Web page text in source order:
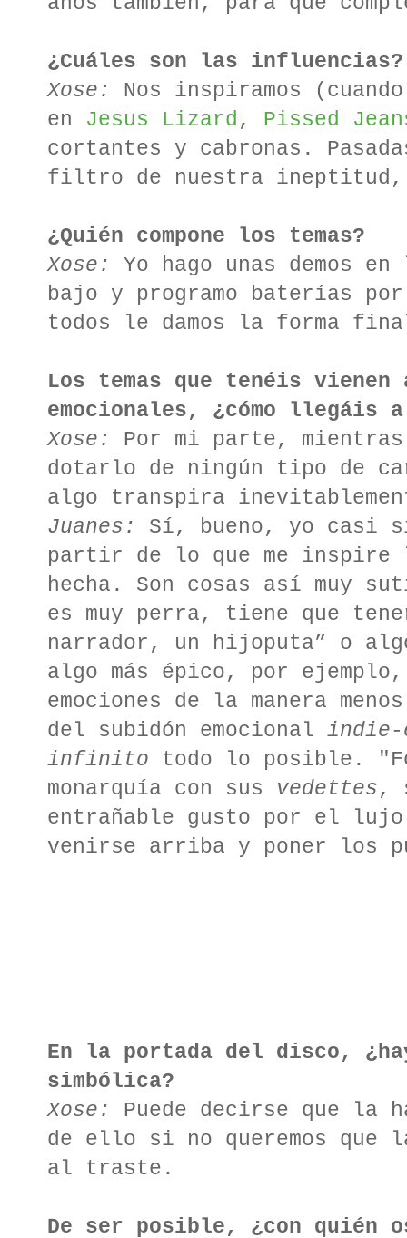
¿Cuáles son las influencias?
Xose:
Nos inspiramos
en Jesus Lizard , Pissed
cortantes y cabronas.
filtro de nuestra
¿Quién compone los temas?
Xose:
Yo hago unas demos
bajo y programo baterías
todos le damos la forma
Los temas que tenéis vienen
emocionales, ¿cómo llegáis
Xose:
Por mi parte, mientras
dotarlo de ningún tipo de
algo transpira
Juanes:
Sí, bueno, yo casi
partir de lo que me inspire
hecha. Son cosas así muy
es muy perra, tiene que
narrador, un hijoputa” o
algo más épico, por
emociones de la manera
del subidón emocional indie-
infinito todo lo posible.
monarquía con sus vedettes,
entrañable gusto por el
venirse arriba y poner los
En la portada del disco,
simbólica?
Xose:
Puede decirse que la
de ello si no queremos que
al traste.
De ser posible, ¿con quién